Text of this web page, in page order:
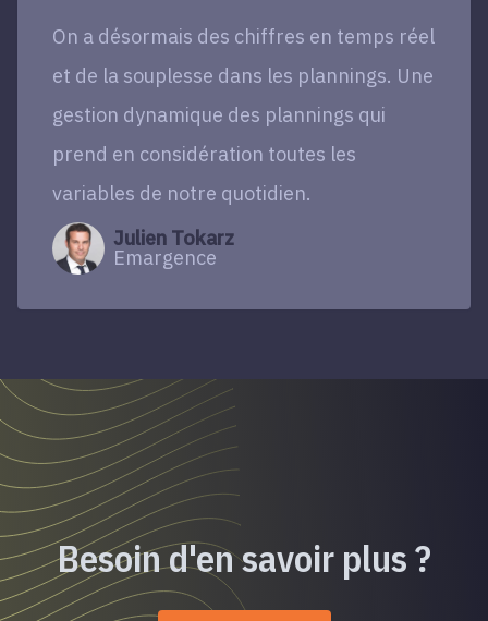
On a désormais des chiffres en temps réel
et de la souplesse dans les plannings. Une
gestion dynamique des plannings qui
prend en considération toutes les
variables de notre quotidien.
Julien Tokarz
Emargence
Besoin d'en savoir plus ?